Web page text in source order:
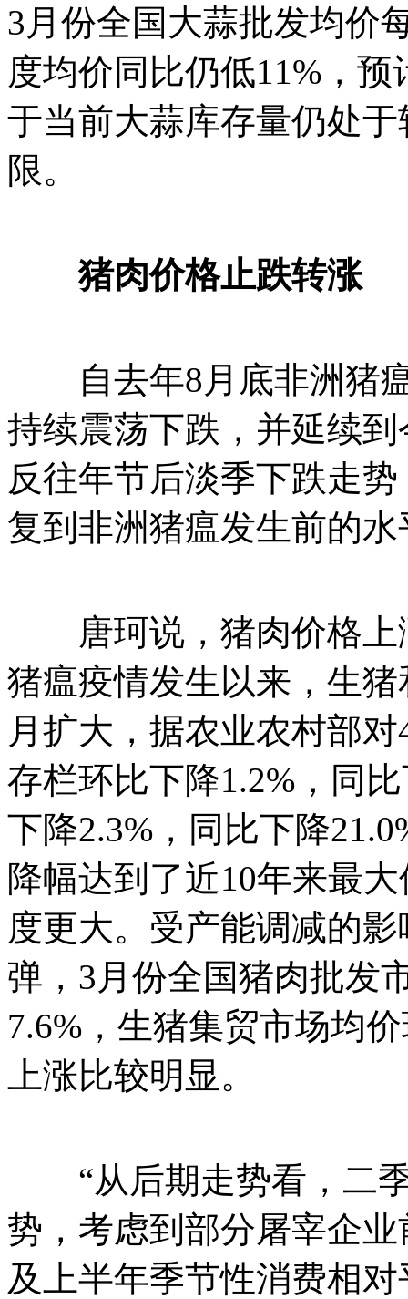
3月份全国大蒜批发均价
度均价同比仍低11%，
于当前大蒜库存量仍处
限。
猪肉价格止跌转涨
自去年8月底非洲猪瘟
持续震荡下跌，并延续
反往年节后淡季下跌走
复到非洲猪瘟发生前的水
唐珂说，猪肉价格上
猪瘟疫情发生以来，生
月扩大，据农业农村部
存栏环比下降1.2%，同
下降2.3%，同比下降
降幅达到了近10年来最
度更大。受产能调减的
弹，3月份全国猪肉批发
7.6%，生猪集贸市场均
上涨比较明显。
“从后期走势看，二季
势，考虑到部分屠宰企
及上半年季节性消费相